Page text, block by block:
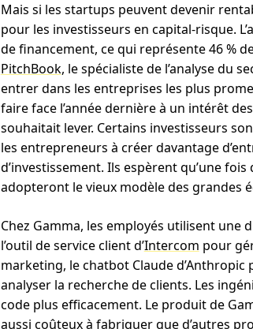
Mais si les startups peuvent devenir
pour les investisseurs en capital-risque.
de financement, ce qui représente 46 %
PitchBook, le spécialiste de l’analyse du
entrer dans les entreprises les plus
faire face l’année dernière à un intérêt
souhaitait lever. Certains investisseurs
les entrepreneurs à créer davantage
d’investissement. Ils espèrent qu’une
adopteront le vieux modèle des grandes
Chez Gamma, les employés utilisent une
l’outil de service client d’Intercom pour
marketing, le chatbot Claude
analyser la recherche de clients. Les
code plus efficacement. Le produit de
aussi coûteux à fabriquer que d’autres